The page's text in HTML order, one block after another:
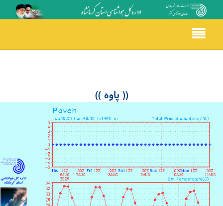
Toggle
navigation
(( پاوه ))